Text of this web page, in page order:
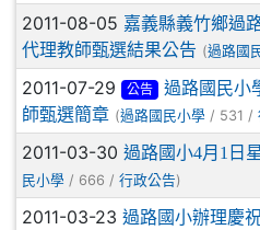
2011-08-05 嘉義縣義竹鄉過
代理教師甄選結果公告 (過路國
2011-07-29 公告
過路國民小
師甄選簡章 (過路國民小學 / 531 /
2011-03-30 過路國小4月1日
民小學 / 666 / 行政公告)
2011-03-23 過路國小辦理慶